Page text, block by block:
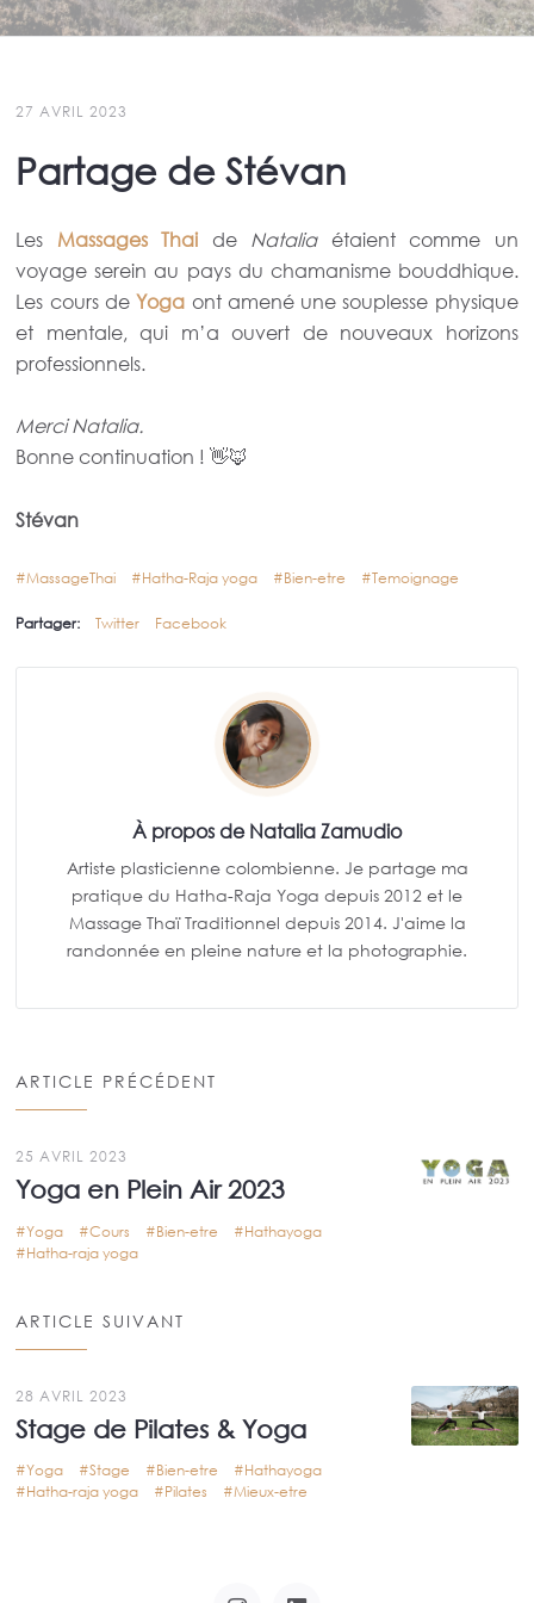
27 AVRIL 2023
Partage de Stévan
Les Massages Thai de Nataliaétaient comme un
voyage serein au pays du chamanisme bouddhique.
Les cours deYoga ont amené une souplesse physique
et mentale, qui m’a ouvert de nouveaux horizons
professionnels.
Merci Natalia.
Bonne continuation ! 👋🦊
Stévan
MassageThai Hatha-Raja yoga Bien-etre Temoignage
Partager: Twitter Facebook
À propos de Natalia Zamudio
Artiste plasticienne colombienne. Je partage ma
pratique du Hatha-Raja Yoga depuis 2012 et le
Massage Thaï Traditionnel depuis 2014. J'aime la
randonnée en pleine nature et la photographie.
ARTICLE PRÉCÉDENT
25 AVRIL 2023
Yoga en Plein Air 2023
Yoga Cours Bien-etre
Hathayoga
Hatha-raja yoga
ARTICLE SUIVANT
28 AVRIL 2023
Stage de Pilates & Yoga
Yoga Stage Bien-etre
Hathayoga
Hatha-raja yoga
Pilates Mieux-etre